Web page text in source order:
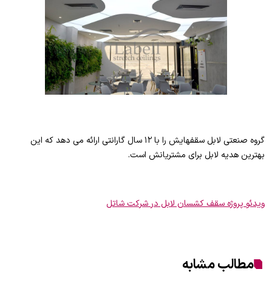
گروه صنعتی لابل سقفهایش را با ۱۲ سال گارانتی ارائه می دهد که این
بهترین هدیه لابل برای مشتریانش است.
ویدئو پروژه سقف کشسان لابل در شرکت شاتل
مطالب مشابه